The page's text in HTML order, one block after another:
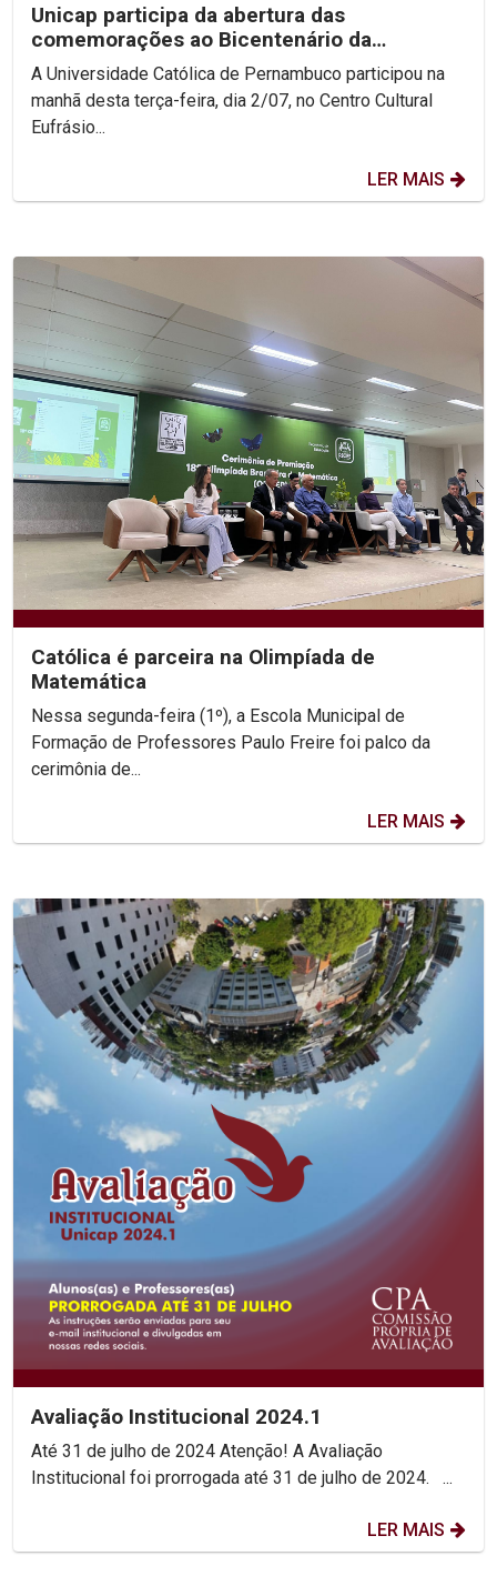
Unicap participa da abertura das
comemorações ao Bicentenário da
Confederação do Equador
A Universidade Católica de Pernambuco participou na
manhã desta terça-feira, dia 2/07, no Centro Cultural
Eufrásio...
LER MAIS
Católica é parceira na Olimpíada de
Matemática
Nessa segunda-feira (1º), a Escola Municipal de
Formação de Professores Paulo Freire foi palco da
cerimônia de...
LER MAIS
Avaliação Institucional 2024.1
Até 31 de julho de 2024 Atenção! A Avaliação
Institucional foi prorrogada até 31 de julho de 2024. ...
LER MAIS